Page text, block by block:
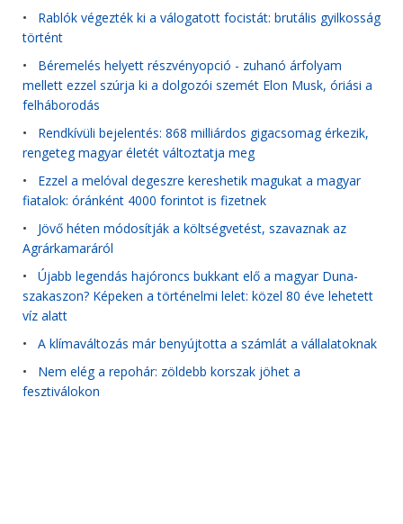
• Rablók végezték ki a válogatott focistát: brutális gyilkosság
történt
• Béremelés helyett részvényopció - zuhanó árfolyam
mellett ezzel szúrja ki a dolgozói szemét Elon Musk, óriási a
felháborodás
• Rendkívüli bejelentés: 868 milliárdos gigacsomag érkezik,
rengeteg magyar életét változtatja meg
• Ezzel a melóval degeszre kereshetik magukat a magyar
fiatalok: óránként 4000 forintot is fizetnek
• Jövő héten módosítják a költségvetést, szavaznak az
Agrárkamaráról
• Újabb legendás hajóroncs bukkant elő a magyar Duna-
szakaszon? Képeken a történelmi lelet: közel 80 éve lehetett
víz alatt
• A klímaváltozás már benyújtotta a számlát a vállalatoknak
• Nem elég a repohár: zöldebb korszak jöhet a
fesztiválokon